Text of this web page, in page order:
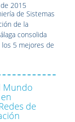
2015
de Sistemas
de la
consolida
5 mejores de
Mundo
de